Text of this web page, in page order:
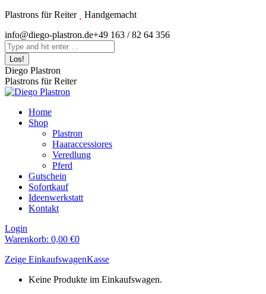
Zum
springen
Plastrons für Reiter
Handgemacht
Instagram
page
opens
in
new
window
info@diego-plastron.de+49 163 / 82 64 356
Search:
Diego Plastron
Plastrons für Reiter
Home
Shop
Plastron
Haaraccessiores
Veredlung
Pferd
Gutschein
Sofortkauf
Ideenwerkstatt
Kontakt
Login
Warenkorb: 0,00 €0
Zeige EinkaufswagenKasse
Keine Produkte im Einkaufswagen.